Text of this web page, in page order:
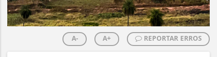
A- A+ REPORTAR ERROS